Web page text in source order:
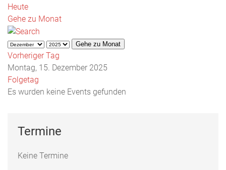
Heute
Gehe zu Monat
Gehe zu Monat
Vorheriger Tag
Montag, 15. Dezember 2025
Folgetag
Es wurden keine Events gefunden
Termine
Keine Termine